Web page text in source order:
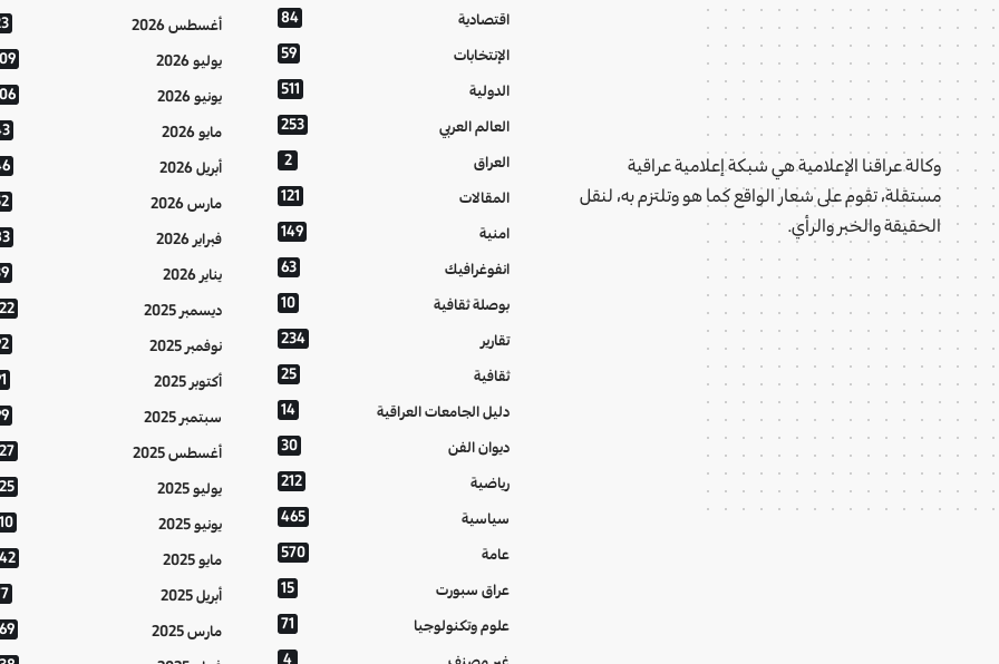
وكالة عراقنا الإعلامية هي شبكة إعلامية عراقية
مستقلة، تقوم على شعار الواقع كما هو وتلتزم به، لنقل
الحقيقة والخبر والرأي.
اقتصادية 84
الإنتخابات 59
الدولية 511
العالم العربي 253
العراق 2
المقالات 121
امنية 149
انفوغرافيك 63
بوصلة ثقافية 10
تقارير 234
ثقافية 25
دليل الجامعات العراقية 14
ديوان الفن 30
رياضية 212
سياسية 465
عامة 570
عراق سبورت 15
علوم وتكنولوجيا 71
4
أغسطس 2026
يوليو 2026
يونيو 2026
مايو 2026
أبريل 2026
مارس 2026
فبراير 2026
يناير 2026
ديسمبر 2025
نوفمبر 2025
أكتوبر 2025
سبتمبر 2025
أغسطس 2025
يوليو 2025
يونيو 2025
مايو 2025
أبريل 2025
مارس 2025